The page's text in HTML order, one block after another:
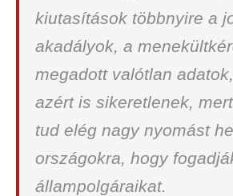
kiutasítások többnyire a
akadályok, a
megadott valótlan
azért is sikeretlenek,
tud elég nagy nyomást
országokra, hogy
állampolgáraikat.